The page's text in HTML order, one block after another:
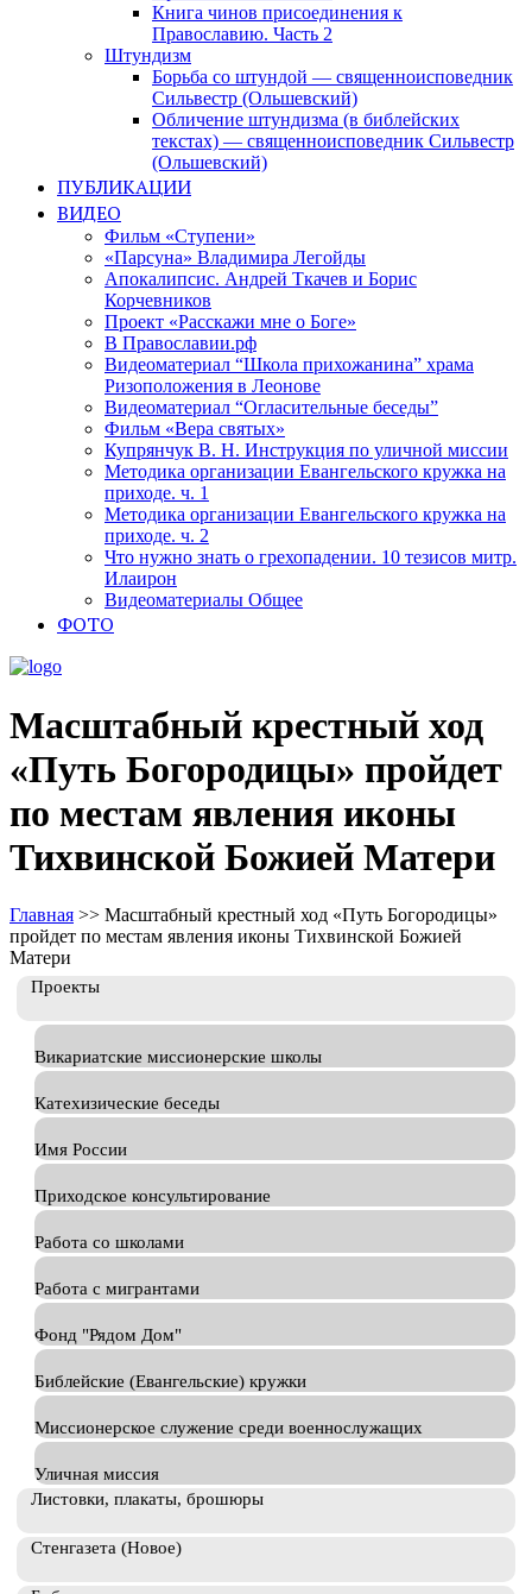
Книга чинов присоединения к
Православию. Часть 2
Штундизм
Борьба со штундой — священноисповедник
Сильвестр (Ольшевский)
Обличение штундизма (в библейских
текстах) — священноисповедник Сильвестр
(Ольшевский)
ПУБЛИКАЦИИ
ВИДЕО
Фильм «Ступени»
«Парсуна» Владимира Легойды
Апокалипсис. Андрей Ткачев и Борис
Корчевников
Проект «Расскажи мне о Боге»
В Православии.рф
Видеоматериал “Школа прихожанина” храма
Ризоположения в Леонове
Видеоматериал “Огласительные беседы”
Фильм «Вера святых»
Купрянчук В. Н. Инструкция по уличной миссии
Методика организации Евангельского кружка на
приходе. ч. 1
Методика организации Евангельского кружка на
приходе. ч. 2
Что нужно знать о грехопадении. 10 тезисов митр.
Илаирон
Видеоматериалы Общее
ФОТО
Масштабный крестный ход
«Путь Богородицы» пройдет
по местам явления иконы
Тихвинской Божией Матери
Главная >> Масштабный крестный ход «Путь Богородицы»
пройдет по местам явления иконы Тихвинской Божией
Матери
Проекты
Викариатские миссионерские школы
Катехизические беседы
Имя России
Приходское консультирование
Работа со школами
Работа с мигрантами
Фонд "Рядом Дом"
Библейские (Евангельские) кружки
Миссионерское служение среди военнослужащих
Уличная миссия
Листовки, плакаты, брошюры
Стенгазета (Новое)